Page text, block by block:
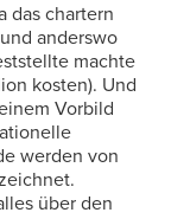
das chartern
anderswo
machte
kosten). Und
Vorbild
werden von
über den